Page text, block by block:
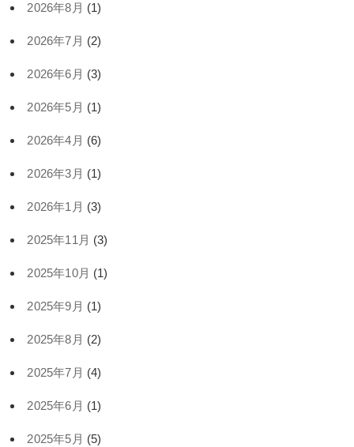
2026年8月 (1)
2026年7月 (2)
2026年6月 (3)
2026年5月 (1)
2026年4月 (6)
2026年3月 (1)
2026年1月 (3)
2025年11月 (3)
2025年10月 (1)
2025年9月 (1)
2025年8月 (2)
2025年7月 (4)
2025年6月 (1)
2025年5月 (5)